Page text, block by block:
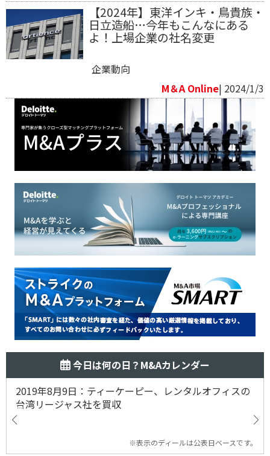
【2024年】東洋インキ・鳥貴族・
日立造船…今年もこんなにある
よ！上場企業の社名変更
企業動向
M＆A Online| 2024/1/3
今日は何の日？M&Aカレンダー
2019年8月9日：ティーケーピー、レンタルオフィスの
台湾リージャス社を買収
※表示のディールは公表日ベースです。